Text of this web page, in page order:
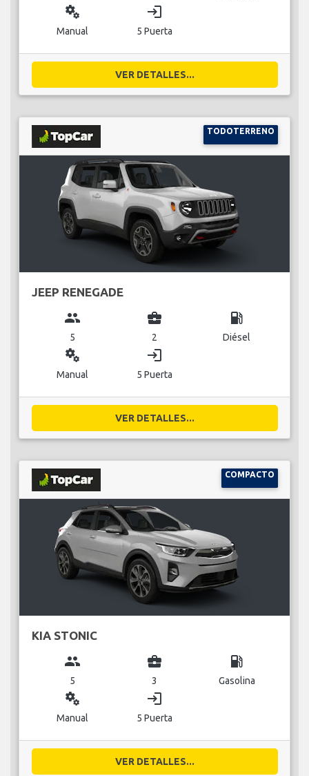
miscellaneous_services
Manual
login
5 Puerta
VER DETALLES...
TODOTERRENO
JEEP RENEGADE
group
5
business_center
2
local_gas_station
Diésel
miscellaneous_services
Manual
login
5 Puerta
VER DETALLES...
COMPACTO
KIA STONIC
group
5
business_center
3
local_gas_station
Gasolina
miscellaneous_services
Manual
login
5 Puerta
VER DETALLES...